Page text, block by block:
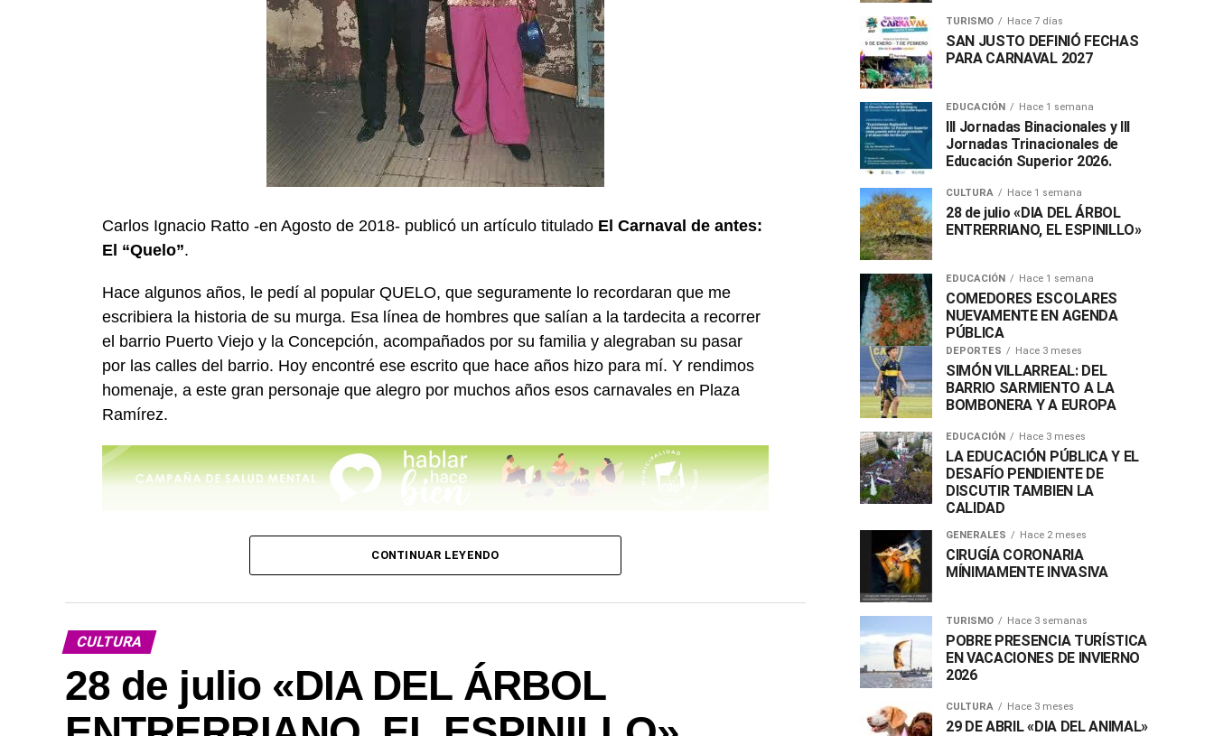
Carlos Ignacio Ratto -en Agosto de 2018- publicó un artículo titulado El Carnaval de antes:
El “Quelo”.
Hace algunos años, le pedí al popular QUELO, que seguramente lo recordaran que me
escribiera la historia de su murga. Esa línea de hombres que salían a la tardecita a recorrer
el barrio Puerto Viejo y la Concepción, acompañados por su familia y alegraban su pasar
por las calles del barrio. Hoy encontré ese escrito que hace años hizo para mí. Y rendimos
homenaje, a este gran personaje que alegro por muchos años esos carnavales en Plaza
Ramírez.
– “Historia y reseña de la Agrupación Murguista más veterana de Concepción del Uruguay”
“Este conjunto se fundó el 18 de febrero de 1960, por un pequeño grupo de muchachos
decididos a seguir con la murga, que con el tiempo ha llegado a ser la más veterana y
popular.
Se inició como todas las murgas, con poco y nada y luchando contra el tiempo. Solamente
en ocho días estábamos en los corsos con “Los Negros Atrás de la Puerta”.
CONTINUAR LEYENDO
CULTURA
28 de julio «DIA DEL ÁRBOL
TURISMO Hace 7 días
SAN JUSTO DEFINIÓ FECHAS
PARA CARNAVAL 2027
EDUCACIÓN Hace 1 semana
III Jornadas Binacionales y III
Jornadas Trinacionales de
Educación Superior 2026.
CULTURA Hace 1 semana
28 de julio «DIA DEL ÁRBOL
ENTRERRIANO, EL ESPINILLO»
EDUCACIÓN Hace 1 semana
COMEDORES ESCOLARES
NUEVAMENTE EN AGENDA
PÚBLICA
DEPORTES Hace 3 meses
SIMÓN VILLARREAL: DEL
BARRIO SARMIENTO A LA
BOMBONERA Y A EUROPA
EDUCACIÓN Hace 3 meses
LA EDUCACIÓN PÚBLICA Y EL
DESAFÍO PENDIENTE DE
DISCUTIR TAMBIEN LA
CALIDAD
GENERALES Hace 2 meses
CIRUGÍA CORONARIA
MÍNIMAMENTE INVASIVA
TURISMO Hace 3 semanas
POBRE PRESENCIA TURÍSTICA
EN VACACIONES DE INVIERNO
2026
CULTURA Hace 3 meses
29 DE ABRIL «DIA DEL ANIMAL»